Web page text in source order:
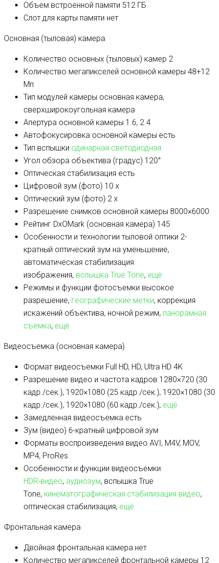
Объем встроенной памяти 512 ГБ
Слот для карты памяти нет
Основная (тыловая) камера
Количество основных (тыловых) камер 2
Количество мегапикселей основной камеры 48+12
Мп
Тип модулей камеры основная камера,
сверхширокоугольная камера
Апертура основной камеры 1.6, 2.4
Автофокусировка основной камеры есть
Тип вспышки одинарная светодиодная
Угол обзора объектива (градус) 120°
Оптическая стабилизация есть
Цифровой зум (фото) 10 x
Оптический зум (фото) 2 x
Разрешение снимков основной камеры 8000×6000
Рейтинг DxOMark (основная камера) 145
Особенности и технологии тыловой оптики 2-
кратный оптический зум на уменьшение,
автоматическая стабилизация
изображения, вспышка True Tone, ещё
Режимы и функции фотосъемки высокое
разрешение, географические метки, коррекция
искажений объектива, ночной режим, панорамная
съемка, ещё
Видеосъемка (основная камера)
Формат видеосъемки Full HD, HD, Ultra HD 4K
Разрешение видео и частота кадров 1280×720 (30
кадр./сек.), 1920×1080 (25 кадр./сек.), 1920×1080 (30
кадр./сек.), 1920×1080 (60 кадр./сек.), ещё
Замедленная видеосъемка есть
Зум (видео) 6-кратный цифровой зум
Форматы воспроизведения видео AVI, M4V, MOV,
MP4, ProRes
Особенности и функции видеосъемки
HDR‑видео, аудиозум, вспышка True
Tone, кинематографическая стабилизация видео,
оптическая стабилизация, ещё
Фронтальная камера
Двойная фронтальная камера нет
Количество мегапикселей фронтальной камеры 12